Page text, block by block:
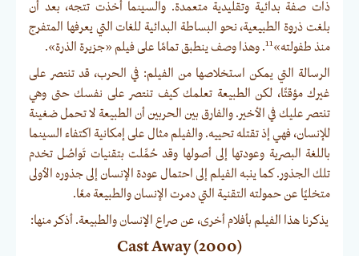
ذات صفة بدائية وتقليدية متعمدة. والسينما أخذت تتجه، بعد أن
بلغت ذروة الطبيعية، نحو البساطة البدائية للغات التي يعرفها المتفرج
منذ طفولته»11. وهذا وصف ينطبق تمامًا على فيلم «جزيرة الذرة».
الرسالة التي يمكن استخلاصها من الفيلم: في الحرب، قد تنتصر على
غيرك مؤقتًا، لكن الطبيعة تعلمك كيف تنتصر على نفسك حتى وهي
تنتصر عليك في الأخير. والفارق بين الحربين أن الطبيعة لا تحمل ضغينة
للإنسان، فهي إذ تقتله تحييه. والفيلم مثال على إمكانية اكتفاء السينما
باللغة البصرية وعودتها إلى أصولها وقد حُمِّلت بتقنيات تَواصُل تخدم
تلك الجذور. كما ينبه الفيلم إلى احتمال عودة الإنسان إلى جذوره الأولى
متخليًا عن حمولته التقنية التي دمرت الإنسان والطبيعة معًا.
يذكرنا هذا الفيلم بأفلام أخرى، عن صراع الإنسان والطبيعة. أذكر منها:
Cast Away (2000)